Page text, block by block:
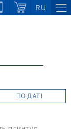
RU
ПО ДАТІ